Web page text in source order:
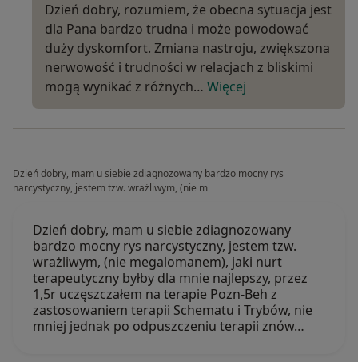
Dzień dobry, rozumiem, że obecna sytuacja jest
dla Pana bardzo trudna i może powodować
duży dyskomfort. Zmiana nastroju, zwiększona
nerwowość i trudności w relacjach z bliskimi
mogą wynikać z różnych… Więcej
Dzień dobry, mam u siebie zdiagnozowany bardzo mocny rys
narcystyczny, jestem tzw. wrażliwym, (nie m
Dzień dobry, mam u siebie zdiagnozowany
bardzo mocny rys narcystyczny, jestem tzw.
wrażliwym, (nie megalomanem), jaki nurt
terapeutyczny byłby dla mnie najlepszy, przez
1,5r uczęszczałem na terapie Pozn-Beh z
zastosowaniem terapii Schematu i Trybów, nie
mniej jednak po odpuszczeniu terapii znów…